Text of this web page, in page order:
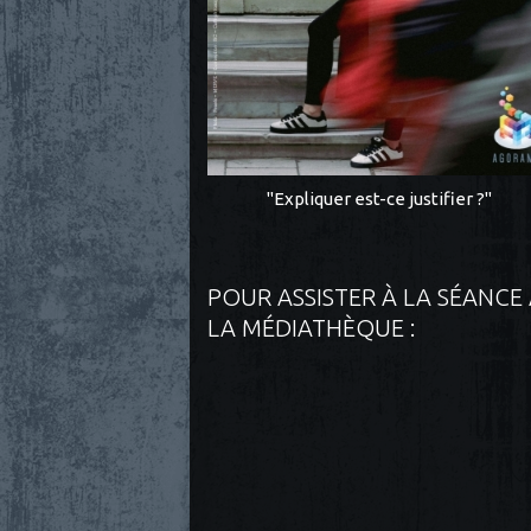
"Expliquer est-ce justifier ?"
POUR ASSISTER À LA SÉANCE
LA MÉDIATHÈQUE :